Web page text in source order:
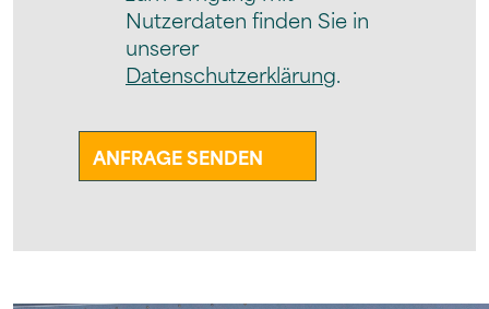
Nutzerdaten finden Sie in
unserer
Datenschutzerklärung.